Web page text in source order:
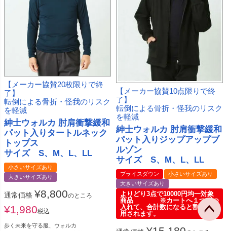
【メーカー協賛20枚限りで終
了】
転倒による骨折・怪我のリスク
を軽減
紳士ウォルカ 肘肩衝撃緩和
パット入りタートルネック
トップス
サイズ S、M、L、LL
小さいサイズあり
大きいサイズあり
通常価格 ¥8,800のところ
¥1,980税込
歩く未来を守る服、ウォルカ
【メーカー協賛10点限りで終
了】
転倒による骨折・怪我のリスク
を軽減
紳士ウォルカ 肘肩衝撃緩和
パット入りジップアップブ
ルゾン
サイズ S、M、L、LL
プライスダウン
小さいサイズあり
大きいサイズあり
よりどり3点で10000円均一対象
商品 ※カートへ１つずつ
入れて、合計数になると割引が適
用されます。